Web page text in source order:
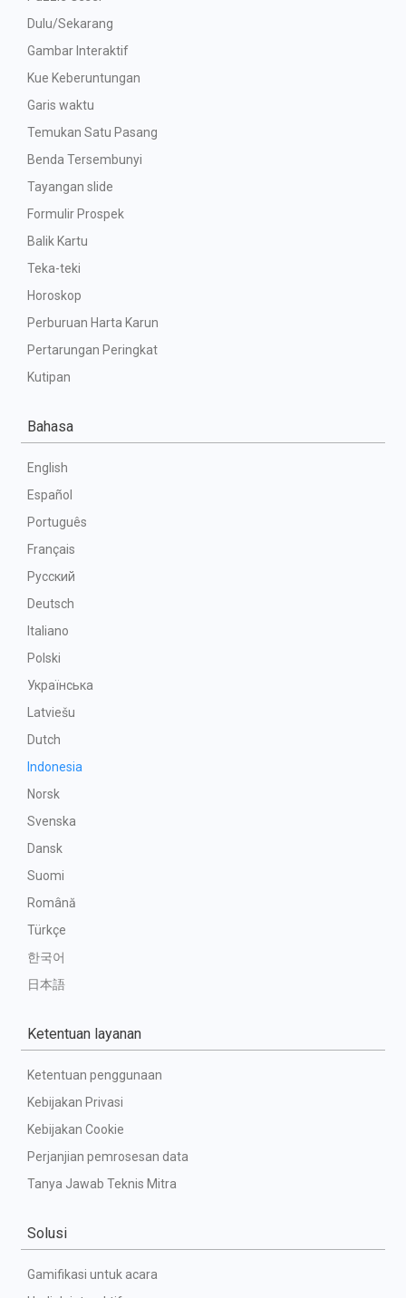
Dulu/Sekarang
Gambar Interaktif
Kue Keberuntungan
Garis waktu
Temukan Satu Pasang
Benda Tersembunyi
Tayangan slide
Formulir Prospek
Balik Kartu
Teka-teki
Horoskop
Perburuan Harta Karun
Pertarungan Peringkat
Kutipan
Bahasa
English
Español
Português
Français
Русский
Deutsch
Italiano
Polski
Українська
Latviešu
Dutch
Indonesia
Norsk
Svenska
Dansk
Suomi
Română
Türkçe
한국어
日本語
Ketentuan layanan
Ketentuan penggunaan
Kebijakan Privasi
Kebijakan Cookie
Perjanjian pemrosesan data
Tanya Jawab Teknis Mitra
Solusi
Gamifikasi untuk acara